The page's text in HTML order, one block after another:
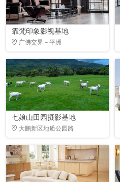
霏梵印象影视基地
广佛交界－平洲
七娘山田园摄影基地
大鹏新区地质公园路